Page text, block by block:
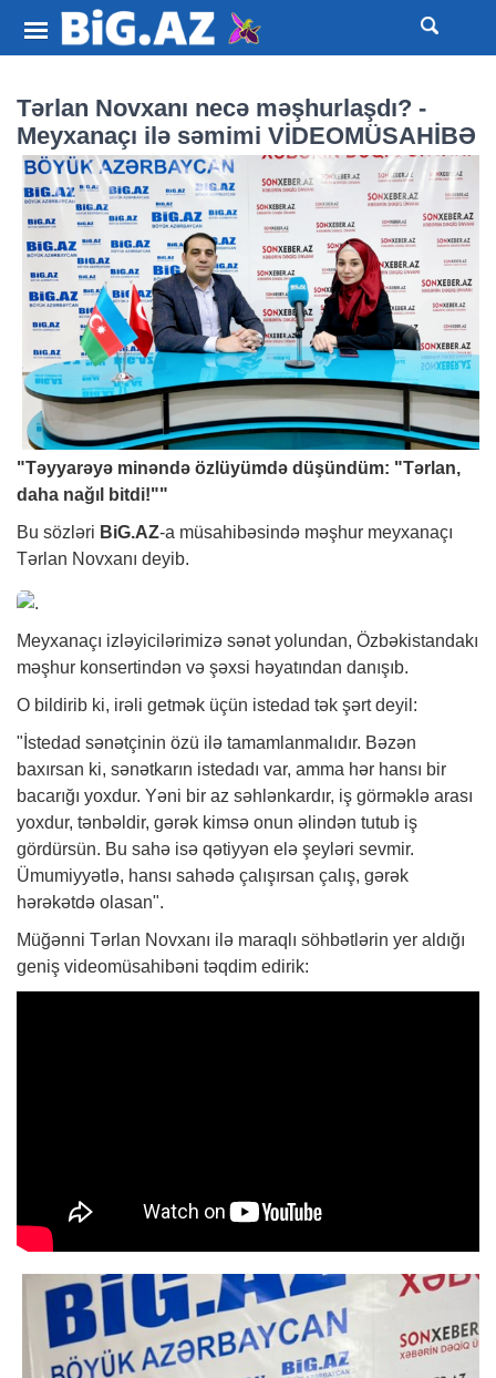
Tərlan Novxanı necə məşhurlaşdı? -
Meyxanaçı ilə səmimi VİDEOMÜSAHİBƏ
"Təyyarəyə minəndə özlüyümdə düşündüm: "Tərlan,
daha nağıl bitdi!""
Bu sözləri BiG.AZ-a müsahibəsində məşhur meyxanaçı
Tərlan Novxanı deyib.
Meyxanaçı izləyicilərimizə sənət yolundan, Özbəkistandakı
məşhur konsertindən və şəxsi həyatından danışıb.
O bildirib ki, irəli getmək üçün istedad tək şərt deyil:
"İstedad sənətçinin özü ilə tamamlanmalıdır. Bəzən
baxırsan ki, sənətkarın istedadı var, amma hər hansı bir
bacarığı yoxdur. Yəni bir az səhlənkardır, iş görməklə arası
yoxdur, tənbəldir, gərək kimsə onun əlindən tutub iş
gördürsün. Bu sahə isə qətiyyən elə şeyləri sevmir.
Ümumiyyətlə, hansı sahədə çalışırsan çalış, gərək
hərəkətdə olasan".
Müğənni Tərlan Novxanı ilə maraqlı söhbətlərin yer aldığı
geniş videomüsahibəni təqdim edirik: